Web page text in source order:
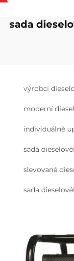
sada
výrobci
moderní
individuálně
sada
slevované
sada